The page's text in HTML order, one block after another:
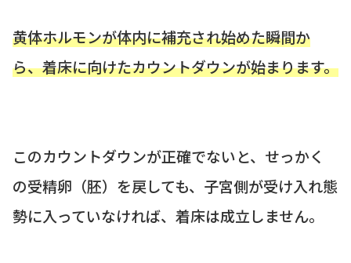
黄体ホルモンが体内に補充され始めた瞬間か
ら、着床に向けたカウントダウンが始まります。
このカウントダウンが正確でないと、せっかく
の受精卵（胚）を戻しても、子宮側が受け入れ態
勢に入っていなければ、着床は成立しません。